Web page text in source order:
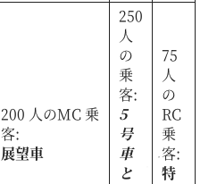
200 人のMC 乗
客:
展望車
250
人
の
乗
客:
5
号
車
と
75
人
の
RC
乗
客:
特